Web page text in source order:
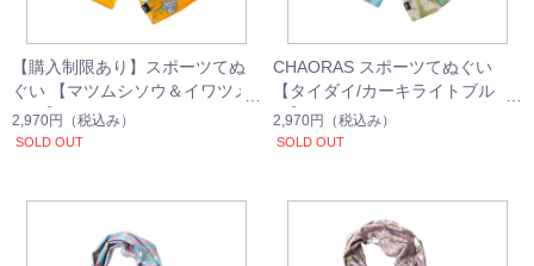
【購入制限あり】スポーツてぬ
ぐい 【マツムシソウ＆イワツメ
クサ】
2,970円 （税込み）
SOLD OUT
CHAORAS スポーツてぬぐい
【タイダイ/カーキライトブル
ー】
2,970円 （税込み）
SOLD OUT